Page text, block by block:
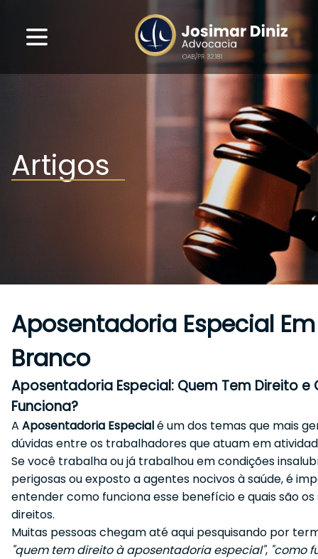
Artigos
Aposentadoria Especial
Branco
Aposentadoria Especial: Quem Tem Direito e
Funciona?
A Aposentadoria Especialé um dos temas que mais
dúvidas entre os trabalhadores que atuam em
Se você trabalha ou já trabalhou em condições
perigosas ou exposto a agentes nocivos à saúde, é
entender como funciona esse benefício e quais são os
direitos.
Muitas pessoas chegam até aqui pesquisando por
"quem tem direito à aposentadoria especial", "como